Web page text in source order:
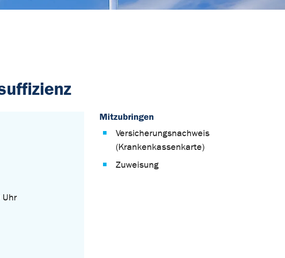
Mitzubringen
Versicherungsnachweis
(Krankenkassenkarte)
Zuweisung